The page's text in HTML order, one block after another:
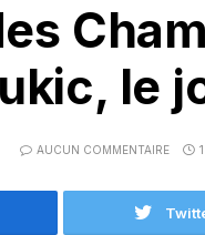
le
AUCUN COMMENTAIRE